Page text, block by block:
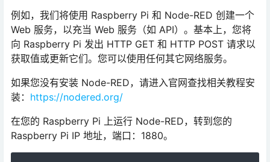
例如，我们将使用 Raspberry Pi 和 Node-RED 创建一个
Web 服务，以充当 Web 服务（如 API）。基本上，您将
向 Raspberry Pi 发出 HTTP GET 和 HTTP POST 请求以
获取值或更新它们。您可以使用任何其它网络服务。
如果您没有安装 Node-RED，请进入官网查找相关教程安
装： https://nodered.org/
在您的 Raspberry Pi 上运行 Node-RED，转到您的
Raspberry Pi IP 地址，端口：1880。